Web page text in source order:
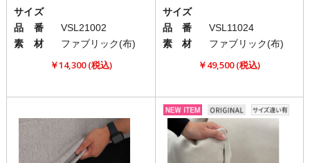
サイズ
品 番
VSL21002
素 材
ファブリック(布)
￥14,300 (税込)
サイズ
品 番
VSL11024
素 材
ファブリック(布)
￥49,500 (税込)